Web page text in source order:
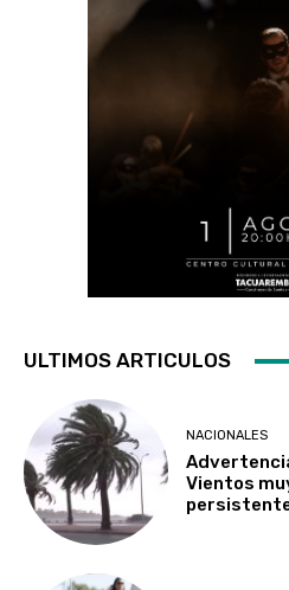
ULTIMOS ARTICULOS
NACIONALES
Vientos